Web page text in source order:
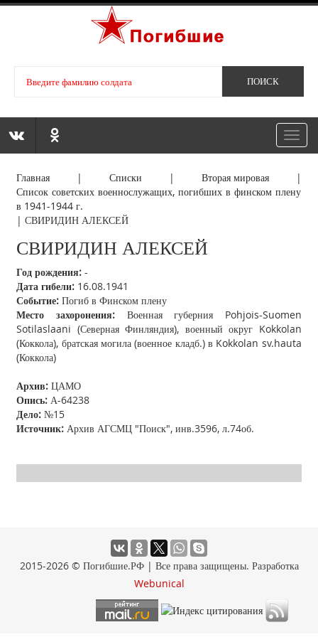
Главная |Списки | Вторая мировая|
Список советских военнослужащих, погибших в финском плену
в 1941-1944 г.
|СВИРИДИН АЛЕКСЕЙ
СВИРИДИН АЛЕКСЕЙ
Год рождения: -
Дата гибели: 16.08.1941
Событие: Погиб в Финском плену
Место захоронения:Военная губерния Pohjois-Suomen
Sotilaslaani (Северная Финляндия), военный округ Kokkolan
(Коккола), братская могила (военное кладб.) в Kokkolan sv.hauta
(Коккола)
Архив: ЦАМО
Опись: А-64238
Дело: №15
Источник: Архив АГСМЦ "Поиск", инв.3596, л.74об.
2015-2026 © Погибшие.РФ | Все права защищены. Разработка
Webunical